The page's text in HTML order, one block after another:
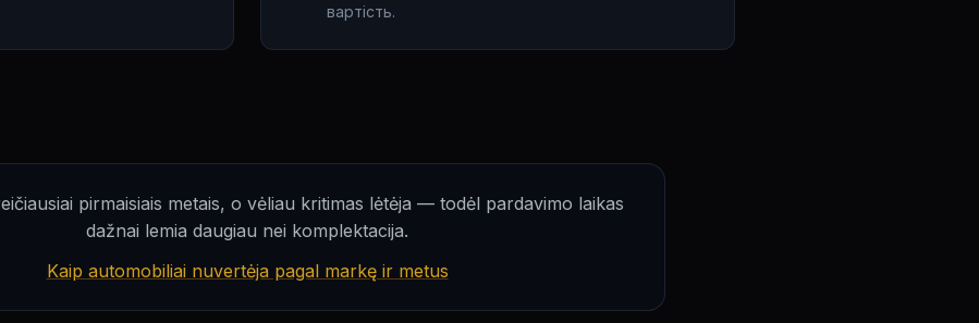
вартість.
pirmaisiais metais, o vėliau kritimas lėtėja — todėl pardavimo laikas
dažnai lemia daugiau nei komplektacija.
Kaip automobiliai nuvertėja pagal markę ir metus